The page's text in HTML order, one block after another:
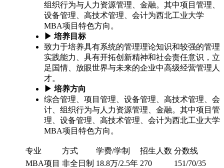
组织行为与人力资源管理、金融。其中项目管理、
设备管理、高技术管理、会计为西北工业大学
MBA项目特色方向。
▶ 培养目标
致力于培养具有系统的管理理论知识和较强的管理
实践能力、具有开拓创新精神和社会责任意识，立
足国情、放眼世界与未来的企业中高级经营管理人
才。
▶ 培养方向
综合管理、项目管理、设备管理、高技术管理、会
计、组织行为与人力资源管理、金融。其中项目管
理、设备管理、高技术管理、会计为西北工业大学
MBA项目特色方向。
专业 方式 学费/学制 招生人数 分数线
MBA项目 非全日制 18.8万/2.5年 270 151/70/35